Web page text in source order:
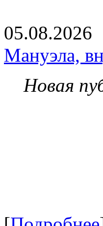
05.08.2026
Мануэла,
Новая